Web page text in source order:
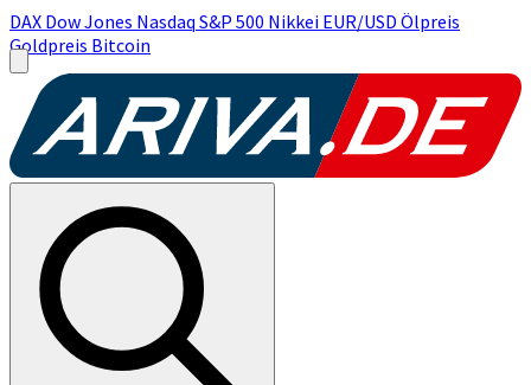
DAX Dow Jones Nasdaq S&P 500 Nikkei EUR/USD Ölpreis
Goldpreis Bitcoin